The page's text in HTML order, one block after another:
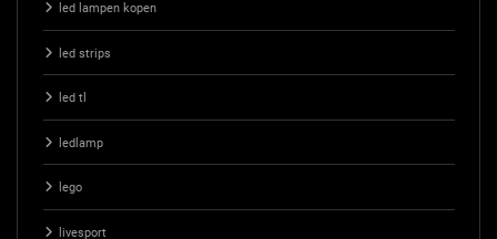
led lampen kopen
led strips
led tl
ledlamp
lego
livesport